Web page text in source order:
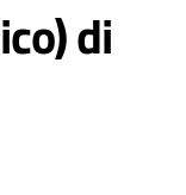
di